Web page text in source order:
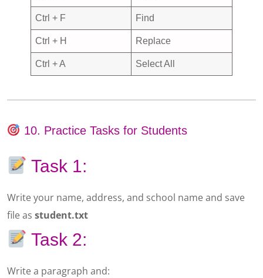
Ctrl + F Find
Ctrl + H Replace
Ctrl + A Select All
10. Practice Tasks for Students
Task 1:
Write your name, address, and school name and save
file as student.txt
Task 2:
Write a paragraph and: